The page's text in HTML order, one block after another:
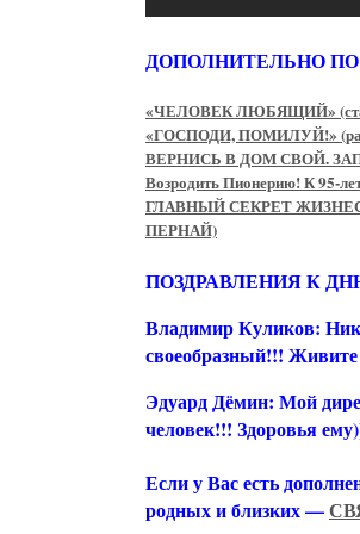
ДОПОЛНИТЕЛЬНО
«ЧЕЛОВЕК ЛЮБЯЩИЙ»
«ГОСПОДИ, ПОМИЛУЙ!»
ВЕРНИСЬ В ДОМ СВОЙ.
Возродить Пионерию! К 95-
ГЛАВНЫЙ СЕКРЕТ
ПЕРНАЙ)
ПОЗДРАВЛЕНИЯ К ДНЮ
Владимир Куликов:
своеобразный!!! Живите
Эдуард Дёмин: Мой
человек!!! Здоровья
Если у Вас есть
родных и близких —